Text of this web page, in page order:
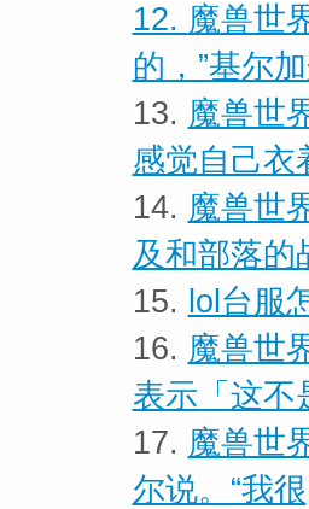
12. 魔兽世
的，”基尔
13. 魔兽世
感觉自己衣
14. 魔兽世
及和部落的
15. lol台服
16. 魔兽世
表示「这不
17. 魔兽世
尔说。“我很